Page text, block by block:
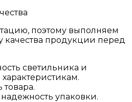
поэтому выполняем
качества продукции перед
светильника и
характеристикам.
товара.
упаковки.